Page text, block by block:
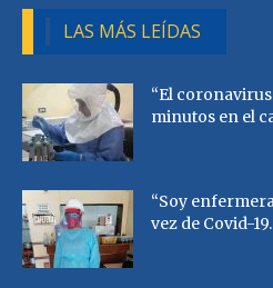
LAS MÁS LEÍDAS
“El
minutos en el
“Soy
vez de Covid-